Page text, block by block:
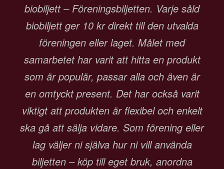
biobiljett – Föreningsbiljetten. Varje såld
biobiljett ger 10 kr direkt till den utvalda
föreningen eller laget. Målet med
samarbetet har varit att hitta en produkt
som är populär, passar alla och även är
en omtyckt present. Det har också varit
viktigt att produkten är flexibel och enkelt
ska gå att sälja vidare. Som förening eller
lag väljer ni själva hur ni vill använda
biljetten – köp till eget bruk, anordna